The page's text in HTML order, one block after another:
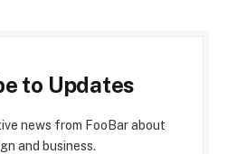
to Updates
news from FooBar about
and business.